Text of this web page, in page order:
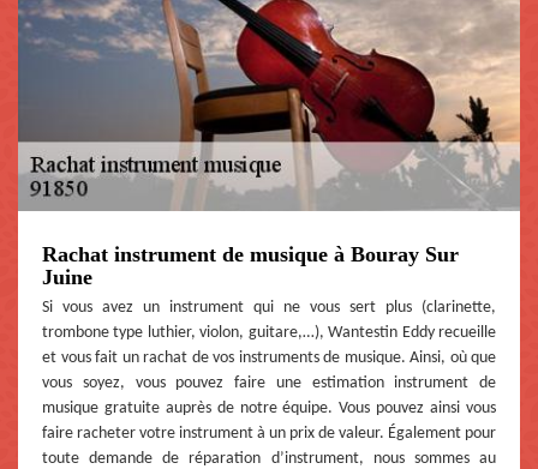
Rachat instrument de musique à Bouray Sur
Juine
Si vous avez un instrument qui ne vous sert plus (clarinette,
trombone type luthier, violon, guitare,…), Wantestin Eddy recueille
et vous fait un rachat de vos instruments de musique. Ainsi, où que
vous soyez, vous pouvez faire une estimation instrument de
musique gratuite auprès de notre équipe. Vous pouvez ainsi vous
faire racheter votre instrument à un prix de valeur. Également pour
toute demande de réparation d’instrument, nous sommes au